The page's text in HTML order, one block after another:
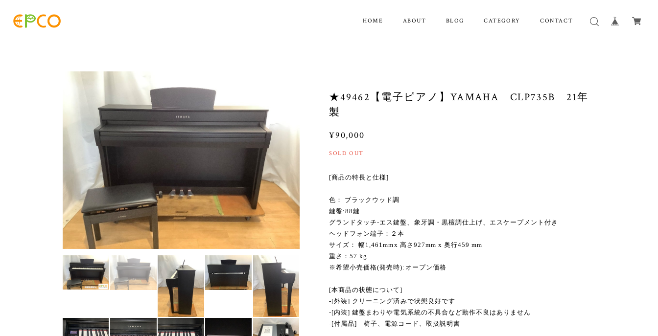
HOME ABOUT BLOG CATEGORY CONTACT
★49462【電子ピアノ】YAMAHA CLP735B 21年
製
¥90,000
SOLD OUT
[商品の特長と仕様]
色： ブラックウッド調
鍵盤:88鍵
グランドタッチ-エス鍵盤、象牙調・黒檀調仕上げ、エスケープメント付き
ヘッドフォン端子：２本
サイズ： 幅1,461mmx 高さ927mm x 奥行459 mm
重さ：57 kg
※希望小売価格(発売時):オープン価格
[本商品の状態について]
-[外装] クリーニング済みで状態良好です
-[内装] 鍵盤まわりや電気系統の不具合など動作不良はありません
-[付属品] 椅子、電源コード、取扱説明書